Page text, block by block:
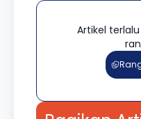
Artikel